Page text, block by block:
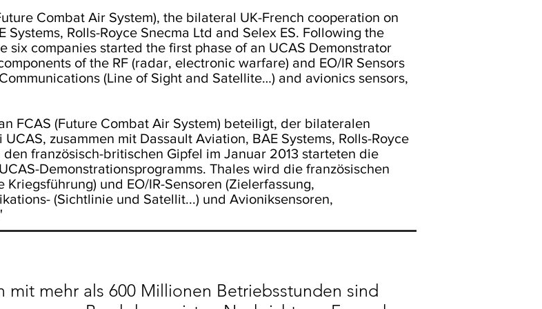
Combat Air System), the bilateral UK-French cooperation on
Rolls-Royce Snecma Ltd and Selex ES. Following the
six companies started the first phase of an UCAS Demonstrator
of the RF (radar, electronic warfare) and EO/IR Sensors
(Line of Sight and Satellite…) and avionics sensors,
FCAS (Future Combat Air System) beteiligt, der bilateralen
zusammen mit Dassault Aviation, BAE Systems, Rolls-Royce
den französisch-britischen Gipfel im Januar 2013 starteten die
Demonstrationsprogramms. Thales wird die französischen
und EO/IR-Sensoren (Zielerfassung,
(Sichtlinie und Satellit...) und Avioniksensoren,
mit mehr als 600 Millionen Betriebsstunden sind